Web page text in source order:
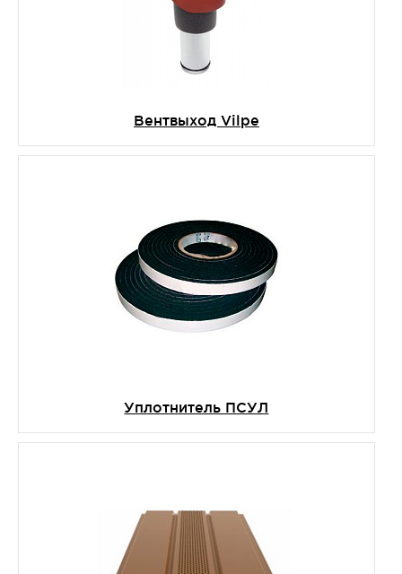
Вентвыход Vilpe
Уплотнитель ПСУЛ